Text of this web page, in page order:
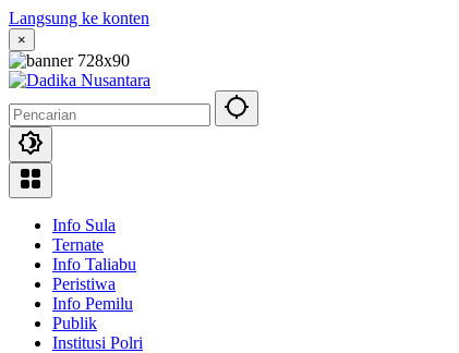
Langsung ke konten
×
Info Sula
Ternate
Info Taliabu
Peristiwa
Info Pemilu
Publik
Institusi Polri